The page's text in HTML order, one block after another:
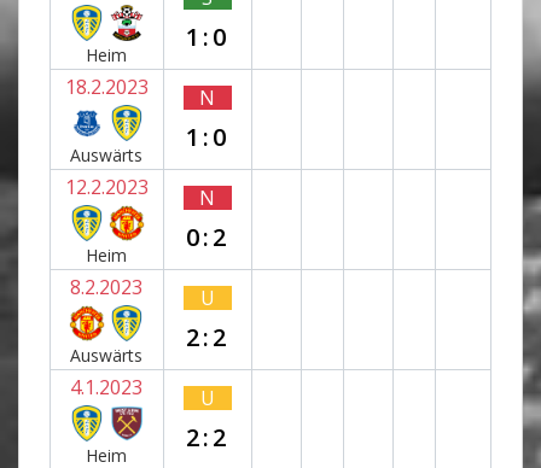
Heim
1:0
18.2.2023
Auswärts
N
1:0
12.2.2023
Heim
N
0:2
8.2.2023
Auswärts
U
2:2
4.1.2023
Heim
U
2:2